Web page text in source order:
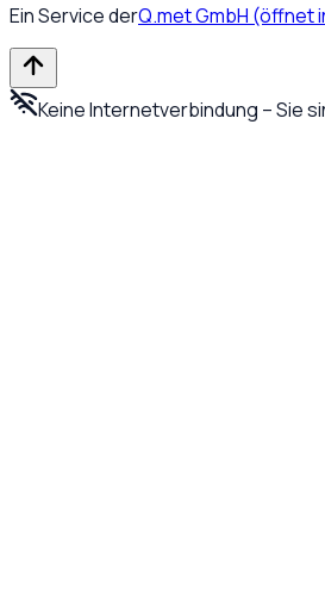
Ein Service derQ.met GmbH (öffnet
Keine Internetverbindung – Sie